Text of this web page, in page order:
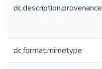
dc.description.provenance
dc.format.mimetype